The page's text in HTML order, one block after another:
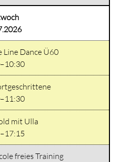
Line Dance Ü60
mit Ulla
freies Training